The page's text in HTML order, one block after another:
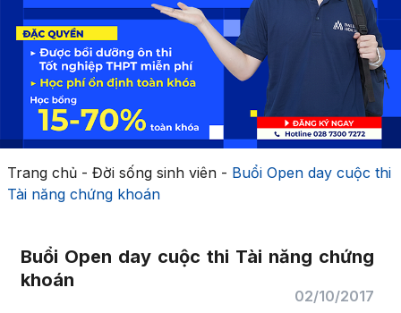
Trang chủ- Đời sống sinh viên- Buổi Open day cuộc thi
Tài năng chứng khoán
Buổi Open day cuộc thi Tài năng chứng
khoán
02/10/2017